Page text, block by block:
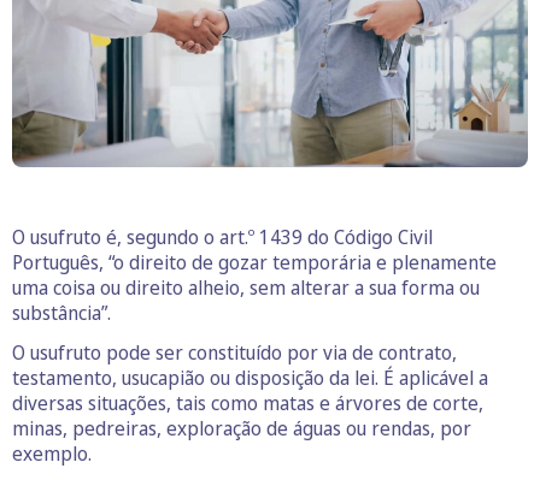
O usufruto é, segundo o art.º 1439 do Código Civil
Português, “o direito de gozar temporária e plenamente
uma coisa ou direito alheio, sem alterar a sua forma ou
substância”.
O usufruto pode ser constituído por via de contrato,
testamento, usucapião ou disposição da lei. É aplicável a
diversas situações, tais como matas e árvores de corte,
minas, pedreiras, exploração de águas ou rendas, por
exemplo.